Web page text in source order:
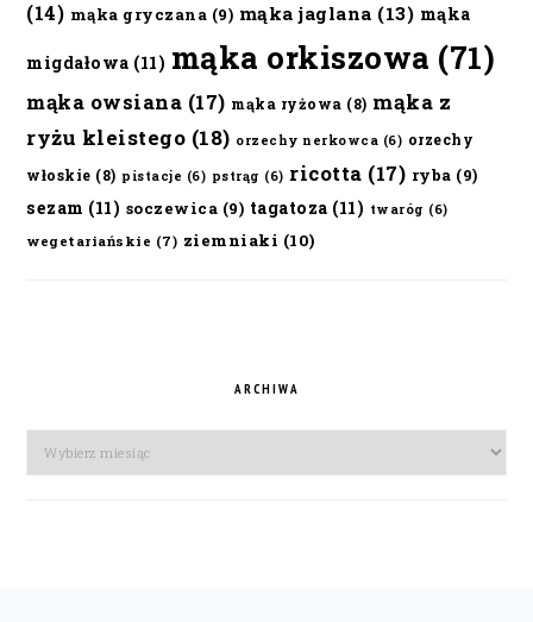
(14) mąka gryczana (9) mąka jaglana (13) mąka
migdałowa (11) mąka orkiszowa (71)
mąka owsiana (17) mąka ryżowa (8) mąka z
ryżu kleistego (18) orzechy nerkowca (6) orzechy
włoskie (8) pistacje (6) pstrąg (6) ricotta (17) ryba (9)
sezam (11) soczewica (9) tagatoza (11) twaróg (6)
wegetariańskie (7) ziemniaki (10)
ARCHIWA
Archiwa